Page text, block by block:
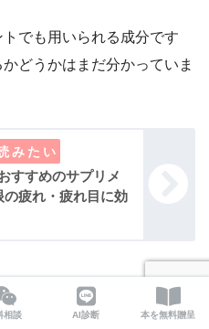
でも用いられる成分です
どうかはまだ分かっていま
すすめのサプリメ
の疲れ・疲れ目に効
イン
相談 AI診断 本を無料贈呈